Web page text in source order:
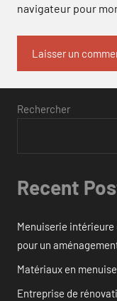
navigateur pour
Rechercher
Recent
Menuiserie intérieure
pour un
Matériaux en
Entreprise de